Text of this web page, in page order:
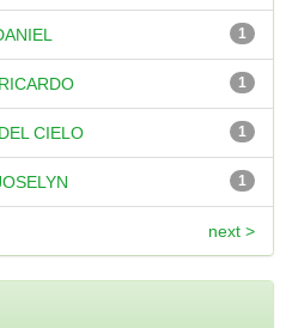
1
1
1
CIELO
1
next >